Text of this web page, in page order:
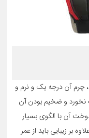
چرم آن درجه یک و نرم و
و ضخیم بودن آن
آن با الگوی بسیار
بر زیبایی باید از عمر